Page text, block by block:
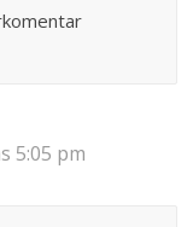
5:05 pm